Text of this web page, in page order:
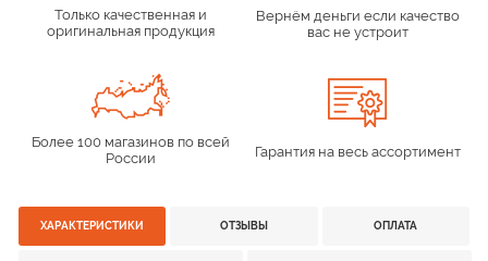
Только качественная и
оригинальная продукция
Вернём деньги если качество
вас не устроит
Более 100 магазинов по всей
России
Гарантия на весь ассортимент
ХАРАКТЕРИСТИКИ ОТЗЫВЫ ОПЛАТА